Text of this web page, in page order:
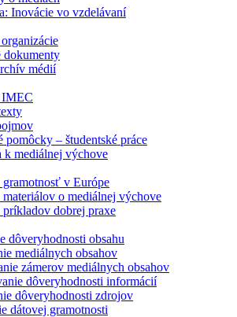
Inovácie vo vzdelávaní
dokumenty
médií
pomôcky – študentské práce
k mediálnej výchove
gramotnosť v Európe
materiálov o mediálnej výchove
príkladov dobrej praxe
dôveryhodnosti obsahu
mediálnych obsahov
zámerov mediálnych obsahov
dôveryhodnosti informácií
dôveryhodnosti zdrojov
dátovej gramotnosti